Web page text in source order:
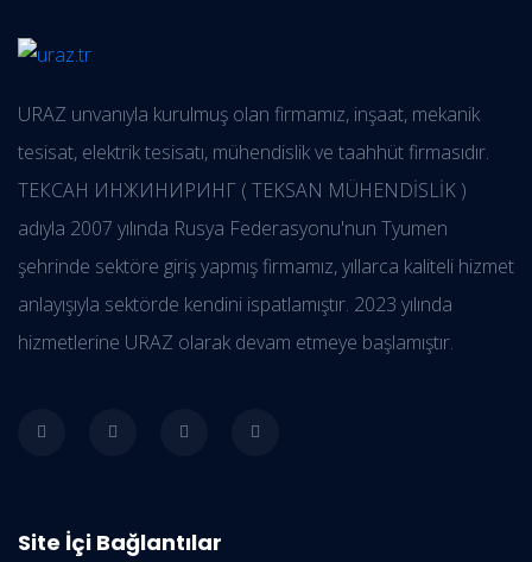
URAZ unvanıyla kurulmuş olan firmamız, inşaat, mekanik
tesisat, elektrik tesisatı, mühendislik ve taahhüt firmasıdır.
ТЕКСАН ИНЖИНИРИНГ ( TEKSAN MÜHENDİSLİK )
adıyla 2007 yılında Rusya Federasyonu'nun Tyumen
şehrinde sektöre giriş yapmış firmamız, yıllarca kaliteli hizmet
anlayışıyla sektörde kendini ispatlamıştır. 2023 yılında
hizmetlerine URAZ olarak devam etmeye başlamıştır.
Site İçi Bağlantılar